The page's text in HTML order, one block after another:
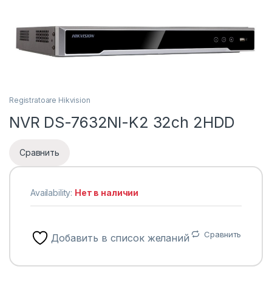
Registratoare Hikvision
NVR DS-7632NI-K2 32ch 2HDD
Сравнить
Availability: Нет в наличии
Добавить в список желаний Сравнить